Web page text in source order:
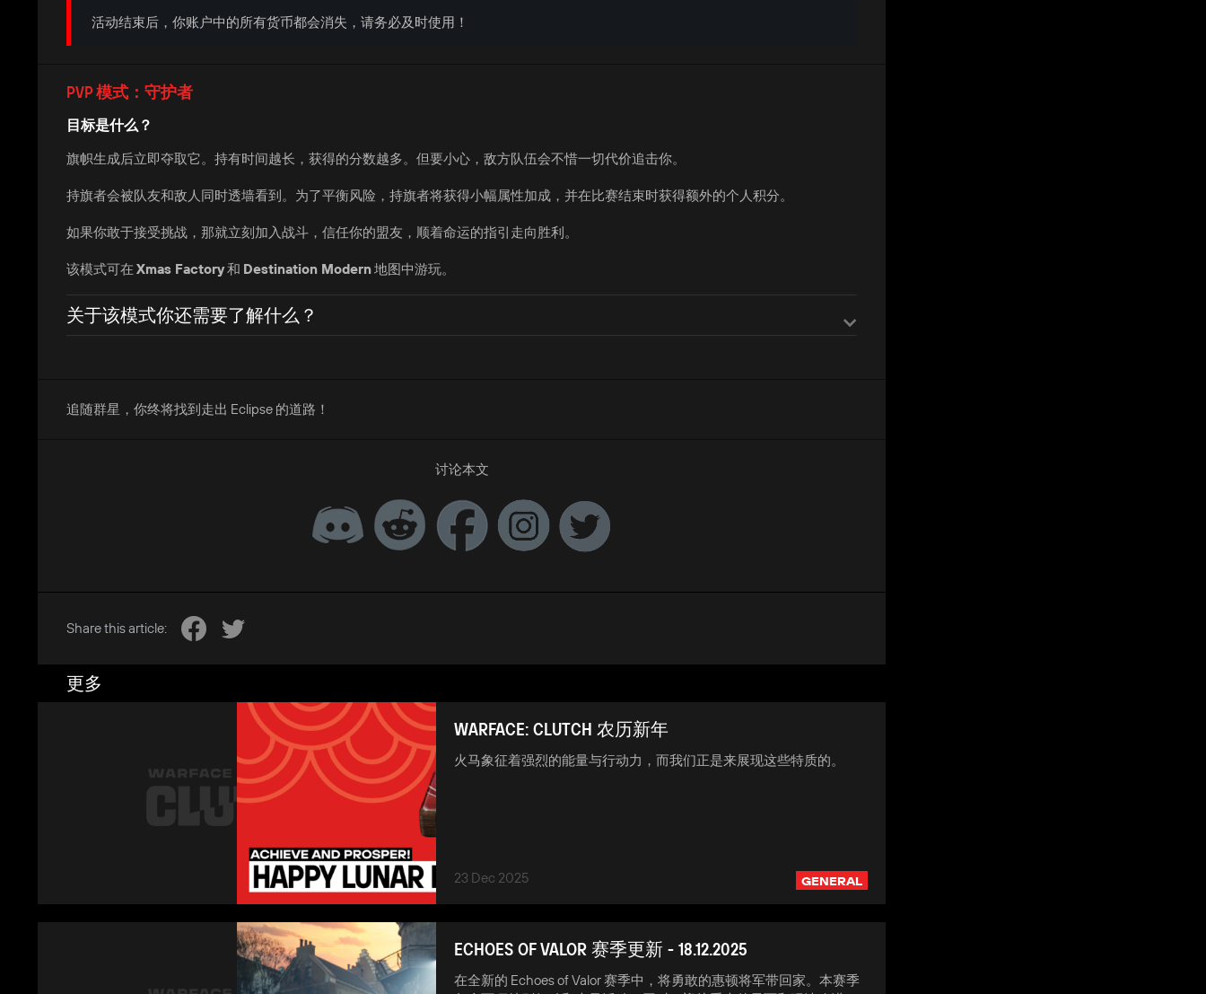
活动结束后，你账户中的所有货币都会消失，请务必及时使用！
PVP 模式：守护者
目标是什么？
旗帜生成后立即夺取它。持有时间越长，获得的分数越多。但要小心，敌方队伍会不惜一切代价追击你。
持旗者会被队友和敌人同时透墙看到。为了平衡风险，持旗者将获得小幅属性加成，并在比赛结束时获得额外的个人积分。
如果你敢于接受挑战，那就立刻加入战斗，信任你的盟友，顺着命运的指引走向胜利。
该模式可在 Xmas Factory和 Destination Modern地图中游玩。
关于该模式你还需要了解什么？
追随群星，你终将找到走出 Eclipse 的道路！
讨论本文
Share this article:
更多
WARFACE: CLUTCH 农历新年
火马象征着强烈的能量与行动力，而我们正是来展现这些特质的。
23 Dec 2025 GENERAL
ECHOES OF VALOR 赛季更新 - 18.12.2025
在全新的 Echoes of Valor 赛季中，将勇敢的惠顿将军带回家。本赛季